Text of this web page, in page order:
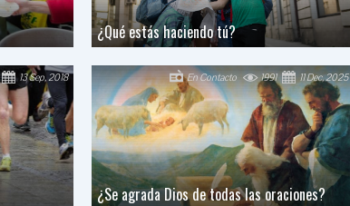
¿Qué estás haciendo tú?
13 Sep, 2018
¿Se agrada Dios de todas las oraciones?
11 Dec, 2025
1991
En Contacto